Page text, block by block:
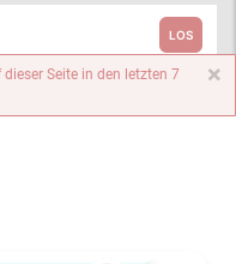
LOS
×
Seite in den letzten 7